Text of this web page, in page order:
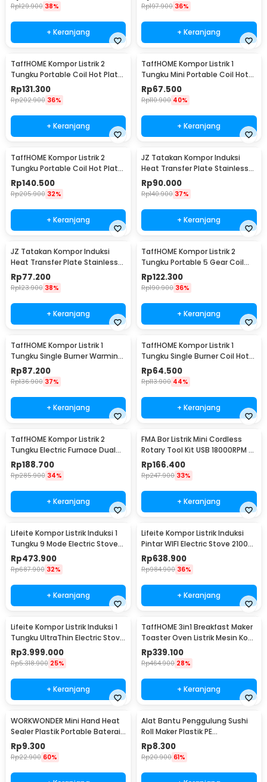
Rp129.900 38%
+ Keranjang
Rp197.900 36%
+ Keranjang
TaffHOME Kompor Listrik 2
Tungku Portable Coil Hot Plate
2000W - C2-2000-58
Rp131.300
Rp202.900 36%
+ Keranjang
TaffHOME Kompor Listrik 1
Tungku Mini Portable Coil Hot
Plate 1000W - C1-1000-57
Rp67.500
Rp110.900 40%
+ Keranjang
TaffHOME Kompor Listrik 2
Tungku Portable Coil Hot Plate
2000W - C2-2000-05
Rp140.500
Rp205.900 32%
+ Keranjang
JZ Tatakan Kompor Induksi
Heat Transfer Plate Stainless
Steel 430 24cm - J-24
Rp90.000
Rp140.900 37%
+ Keranjang
JZ Tatakan Kompor Induksi
Heat Transfer Plate Stainless
Steel 430 20cm - J-20
Rp77.200
Rp123.900 38%
+ Keranjang
TaffHOME Kompor Listrik 2
Tungku Portable 5 Gear Coil
Hot Plate 2000W - C2-2000-20
Rp122.300
Rp190.900 36%
+ Keranjang
TaffHOME Kompor Listrik 1
Tungku Single Burner Warming
Hot Plate 1000W - H1-1000-15
Rp87.200
Rp136.900 37%
+ Keranjang
TaffHOME Kompor Listrik 1
Tungku Single Burner Coil Hot
Plate 1000W - C1-1000-10
Rp64.500
Rp113.900 44%
+ Keranjang
TaffHOME Kompor Listrik 2
Tungku Electric Furnace Dual
Hot Plate 2000W - SHP-5814
Rp188.700
Rp285.900 34%
+ Keranjang
FMA Bor Listrik Mini Cordless
Rotary Tool Kit USB 18000RPM -
E108
Rp166.400
Rp247.900 33%
+ Keranjang
Lifeite Kompor Listrik Induksi 1
Tungku 9 Mode Electric Stove
2100W - LFT-010
Rp473.900
Rp687.900 32%
+ Keranjang
Lifeite Kompor Listrik Induksi
Pintar WIFI Electric Stove 2100W
- LFT-011
Rp638.900
Rp984.900 36%
+ Keranjang
Lifeite Kompor Listrik Induksi 1
Tungku UltraThin Electric Stove
2100W - LFT-012
Rp3.999.000
Rp5.318.900 25%
+ Keranjang
TaffHOME 3in1 Breakfast Maker
Toaster Oven Listrik Mesin Kopi
1050W - JH-801
Rp339.100
Rp464.900 28%
+ Keranjang
WORKWONDER Mini Hand Heat
Sealer Plastik Portable Baterai
AA - LX2000A
Rp9.300
Rp22.900 60%
Alat Bantu Penggulung Sushi
Roll Maker Plastik PE
22x20.5x0.1cm - E1119
Rp8.300
Rp20.900 61%